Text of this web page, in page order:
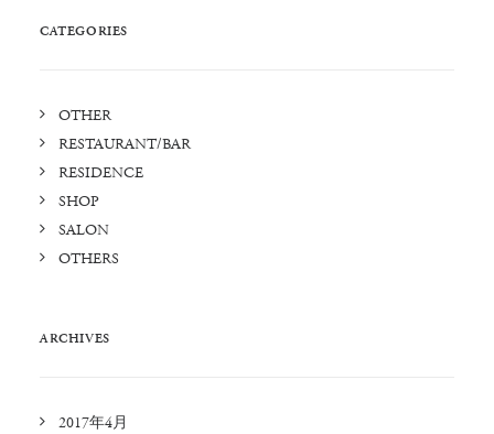
CATEGORIES
OTHER
RESTAURANT/BAR
RESIDENCE
SHOP
SALON
OTHERS
ARCHIVES
2017年4月